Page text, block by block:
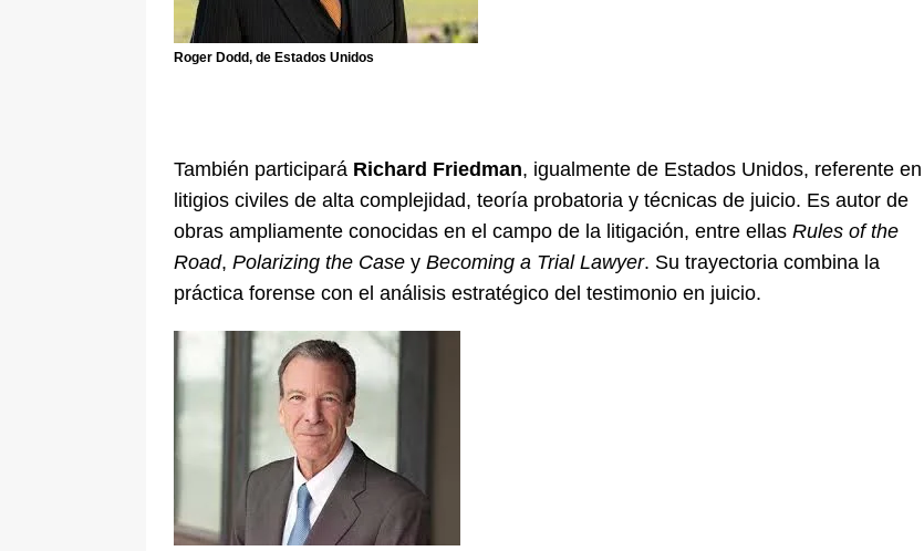
Roger Dodd, de Estados Unidos
También participará Richard Friedman, igualmente de Estados Unidos, referente en
litigios civiles de alta complejidad, teoría probatoria y técnicas de juicio. Es autor de
obras ampliamente conocidas en el campo de la litigación, entre ellas Rules of the
Road, Polarizing the Case y Becoming a Trial Lawyer. Su trayectoria combina la
práctica forense con el análisis estratégico del testimonio en juicio.